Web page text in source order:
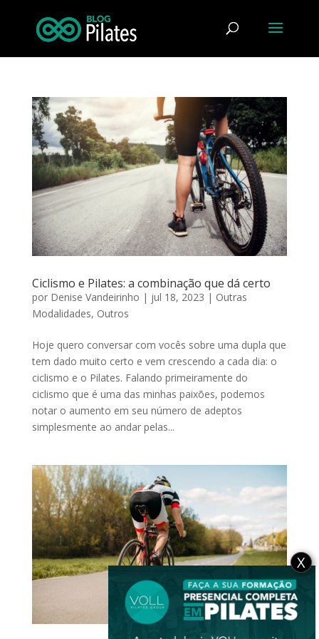
Ciclismo e Pilates: a combinação que dá certo
por Denise Vandeirinho | jul 18, 2023 | Outras
Modalidades, Outros
Hoje quero conversar com vocês sobre uma dupla que
tem dado muito certo e vem crescendo a cada dia: o
ciclismo e o Pilates. Falando primeiramente do
ciclismo que é uma das minhas paixões, podemos
notar o aumento em seu número de adeptos
simplesmente ao andar pelas...
X